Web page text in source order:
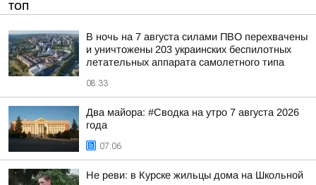
ТОП
В ночь на 7 августа силами ПВО перехвачены
и уничтожены 203 украинских беспилотных
летательных аппарата самолетного типа
08:33
Два майора: #Сводка на утро 7 августа 2026
года
07:06
Не реви: в Курске жильцы дома на Школьной